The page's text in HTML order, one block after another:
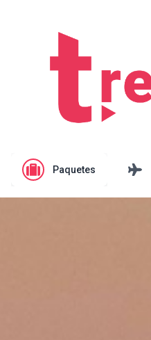
Paquetes